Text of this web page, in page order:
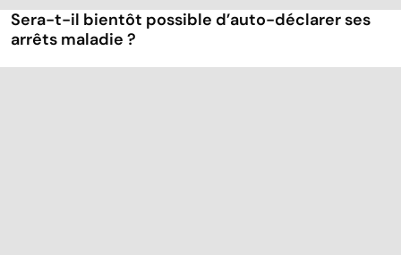
Sera-t-il bientôt possible d’auto-déclarer ses
arrêts maladie ?